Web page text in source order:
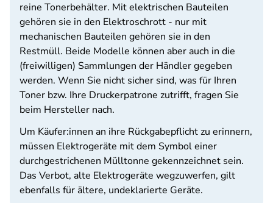
reine Tonerbehälter. Mit elektrischen Bauteilen
gehören sie in den Elektroschrott - nur mit
mechanischen Bauteilen gehören sie in den
Restmüll. Beide Modelle können aber auch in die
(freiwilligen) Sammlungen der Händler gegeben
werden. Wenn Sie nicht sicher sind, was für Ihren
Toner bzw. Ihre Druckerpatrone zutrifft, fragen Sie
beim Hersteller nach.
Um Käufer:innen an ihre Rückgabepflicht zu erinnern,
müssen Elektrogeräte mit dem Symbol einer
durchgestrichenen Mülltonne gekennzeichnet sein.
Das Verbot, alte Elektrogeräte wegzuwerfen, gilt
ebenfalls für ältere, undeklarierte Geräte.